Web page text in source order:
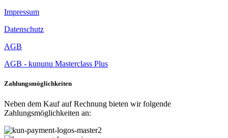
Impressum
Datenschutz
AGB
AGB - kununu Masterclass Plus
Zahlungsmöglichkeiten
Neben dem Kauf auf Rechnung bieten wir folgende
Zahlungsmöglichkeiten an: